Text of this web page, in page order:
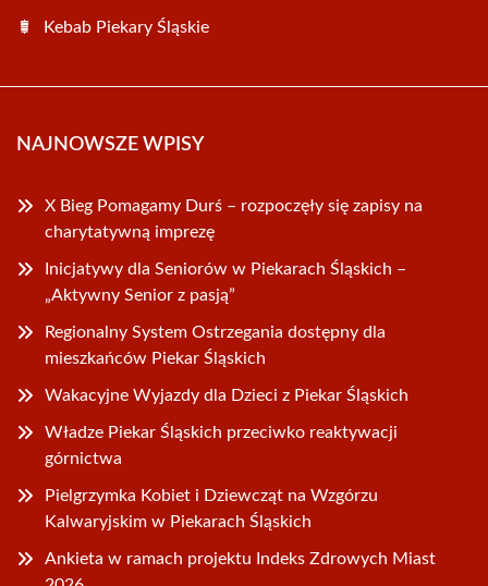
Kebab Piekary Śląskie
NAJNOWSZE WPISY
X Bieg Pomagamy Durś – rozpoczęły się zapisy na
charytatywną imprezę
Inicjatywy dla Seniorów w Piekarach Śląskich –
„Aktywny Senior z pasją”
Regionalny System Ostrzegania dostępny dla
mieszkańców Piekar Śląskich
Wakacyjne Wyjazdy dla Dzieci z Piekar Śląskich
Władze Piekar Śląskich przeciwko reaktywacji
górnictwa
Pielgrzymka Kobiet i Dziewcząt na Wzgórzu
Kalwaryjskim w Piekarach Śląskich
Ankieta w ramach projektu Indeks Zdrowych Miast